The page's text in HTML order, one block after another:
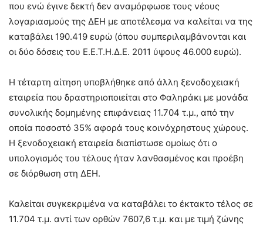
που ενώ έγινε δεκτή δεν αναμόρφωσε τους νέους
λογαριασμούς της ΔΕΗ με αποτέλεσμα να καλείται να της
καταβάλει 190.419 ευρώ (όπου συμπεριλαμβάνονται και
οι δύο δόσεις του Ε.Ε.Τ.Η.Δ.Ε. 2011 ύψους 46.000 ευρώ).
Η τέταρτη αίτηση υποβλήθηκε από άλλη ξενοδοχειακή
εταιρεία που δραστηριοποιείται στο Φαληράκι με μονάδα
συνολικής δομημένης επιφάνειας 11.704 τ.μ., από την
οποία ποσοστό 35% αφορά τους κοινόχρηστους χώρους.
Η ξενοδοχειακή εταιρεία διαπίστωσε ομοίως ότι ο
υπολογισμός του τέλους ήταν λανθασμένος και προέβη
σε διόρθωση στη ΔΕΗ.
Καλείται συγκεκριμένα να καταβάλει το έκτακτο τέλος σε
11.704 τ.μ. αντί των ορθών 7607,6 τ.μ. και με τιμή ζώνης